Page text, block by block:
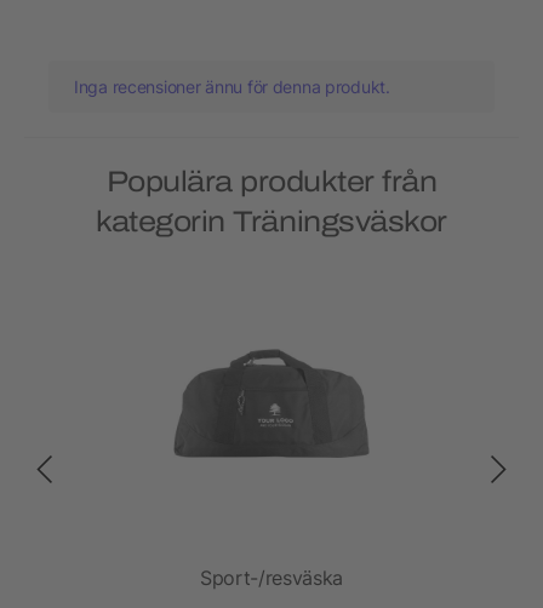
Inga recensioner ännu för denna produkt.
Populära produkter från
kategorin Träningsväskor
Sport-/resväska